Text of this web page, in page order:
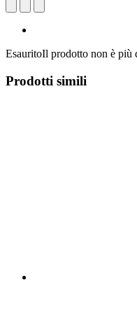
EsauritoIl prodotto non è più
Prodotti simili